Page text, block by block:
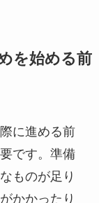
を始める前
に進める前
です。準備
ものが足り
かかったり